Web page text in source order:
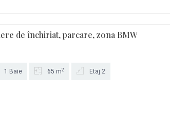
de închiriat, parcare, zona BMW
1 Baie 65 m2 Etaj 2